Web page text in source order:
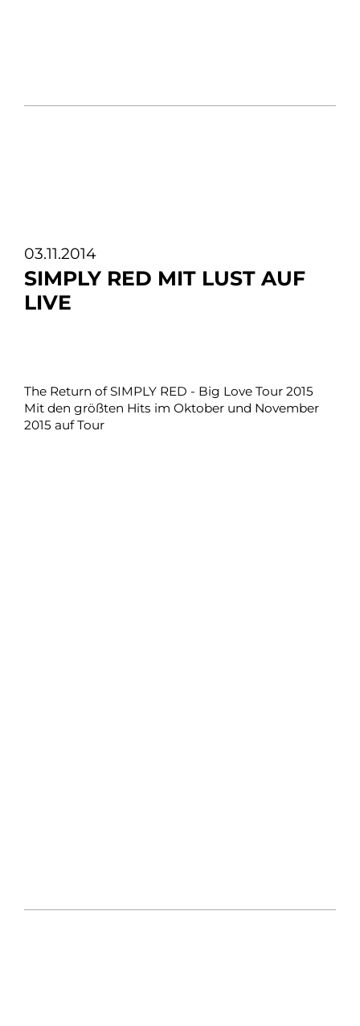
03.11.2014
SIMPLY RED MIT LUST AUF
LIVE
The Return of SIMPLY RED - Big Love Tour 2015
Mit den größten Hits im Oktober und November
2015 auf Tour